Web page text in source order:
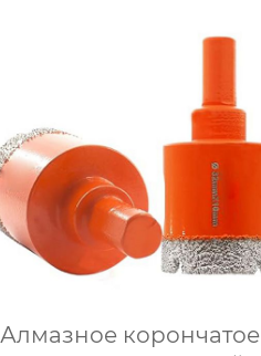
Алмазное корончатое